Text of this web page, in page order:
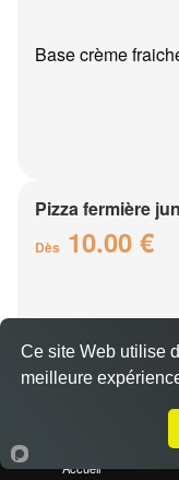
Base crème
Pizza fermière
Dès 10.00 €
pommes de terre
Accueil
Ce site Web utilise
meilleure